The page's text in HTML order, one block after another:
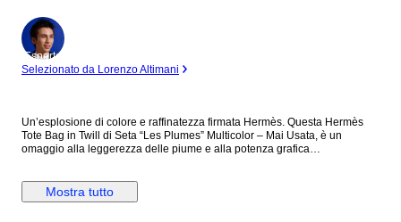
Esperto
Selezionato da Lorenzo Altimani
Un’esplosione di colore e raffinatezza firmata Hermès. Questa Hermès
Tote Bag in Twill di Seta “Les Plumes” Multicolor – Mai Usata, è un
omaggio alla leggerezza delle piume e alla potenza grafica
pezzo da collezione. Perfetta per chi vuole distinguersi con un’eleganza
fuori dal comune anche nei momenti più casual. SCHEDA TECNICA
Mostra tutto